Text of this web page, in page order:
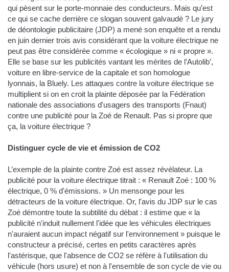
qui pèsent sur le porte-monnaie des conducteurs. Mais qu’est
ce qui se cache derrière ce slogan souvent galvaudé ? Le jury
de déontologie publicitaire (JDP) a mené son enquête et a rendu
en juin dernier trois avis considérant que la voiture électrique ne
peut pas être considérée comme « écologique » ni « propre ».
Elle se base sur les publicités vantant les mérites de l’Autolib’,
voiture en libre-service de la capitale et son homologue
lyonnais, la Bluely. Les attaques contre la voiture électrique se
multiplient si on en croit la plainte déposée par la Fédération
nationale des associations d'usagers des transports (Fnaut)
contre une publicité pour la Zoé de Renault. Pas si propre que
ça, la voiture électrique ?
Distinguer cycle de vie et émission de CO2
L’exemple de la plainte contre Zoé est assez révélateur. La
publicité pour la voiture électrique titrait : « Renault Zoé : 100 %
électrique, 0 % d'émissions. » Un mensonge pour les
détracteurs de la voiture électrique. Or, l'avis du JDP sur le cas
Zoé démontre toute la subtilité du débat : il estime que « la
publicité n'induit nullement l'idée que les véhicules électriques
n'auraient aucun impact négatif sur l'environnement » puisque le
constructeur a précisé, certes en petits caractères après
l'astérisque, que l'absence de CO2 se réfère à l'utilisation du
véhicule (hors usure) et non à l'ensemble de son cycle de vie ou